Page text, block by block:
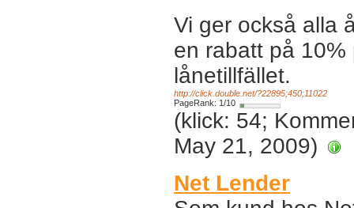
Vi ger också alla
en rabatt på
lånetillfället.
http://click.double.net/?22895;450;11022
PageRank: 1/10
(klick: 54;
May 21, 2009)
Net Lender